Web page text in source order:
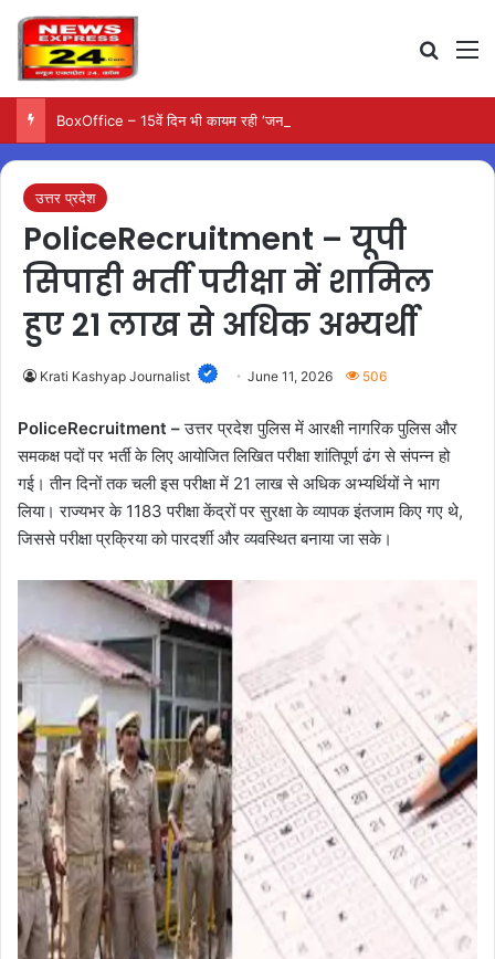
उत्तर प्रदेश
PoliceRecruitment – यूपी
सिपाही भर्ती परीक्षा में शामिल
हुए 21 लाख से अधिक अभ्यर्थी
Krati Kashyap Journalist June 11, 2026 506
PoliceRecruitment –उत्तर प्रदेश पुलिस में आरक्षी नागरिक पुलिस और
समकक्ष पदों पर भर्ती के लिए आयोजित लिखित परीक्षा शांतिपूर्ण ढंग से संपन्न हो
गई। तीन दिनों तक चली इस परीक्षा में 21 लाख से अधिक अभ्यर्थियों ने भाग
लिया। राज्यभर के 1183 परीक्षा केंद्रों पर सुरक्षा के व्यापक इंतजाम किए गए थे,
जिससे परीक्षा प्रक्रिया को पारदर्शी और व्यवस्थित बनाया जा सके।